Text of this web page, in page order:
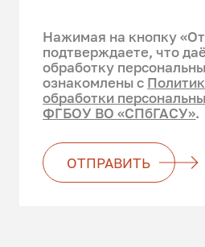
ОТПРАВИТЬ
Нажимая на кнопку
подтверждаете, что
обработку
ознакомлены с
обработки
ФГБОУ ВО «СПбГАСУ».